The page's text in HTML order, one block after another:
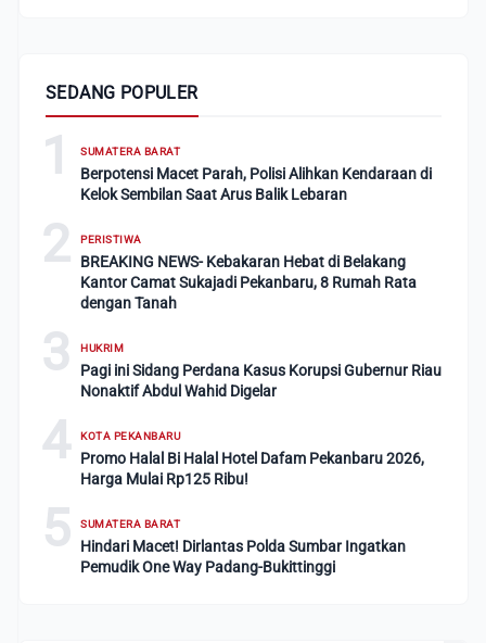
SEDANG POPULER
1 SUMATERA BARAT
Berpotensi Macet Parah, Polisi Alihkan Kendaraan di
Kelok Sembilan Saat Arus Balik Lebaran
2 PERISTIWA
BREAKING NEWS- Kebakaran Hebat di Belakang
Kantor Camat Sukajadi Pekanbaru, 8 Rumah Rata
dengan Tanah
3 HUKRIM
Pagi ini Sidang Perdana Kasus Korupsi Gubernur Riau
Nonaktif Abdul Wahid Digelar
4 KOTA PEKANBARU
Promo Halal Bi Halal Hotel Dafam Pekanbaru 2026,
Harga Mulai Rp125 Ribu!
5 SUMATERA BARAT
Hindari Macet! Dirlantas Polda Sumbar Ingatkan
Pemudik One Way Padang-Bukittinggi